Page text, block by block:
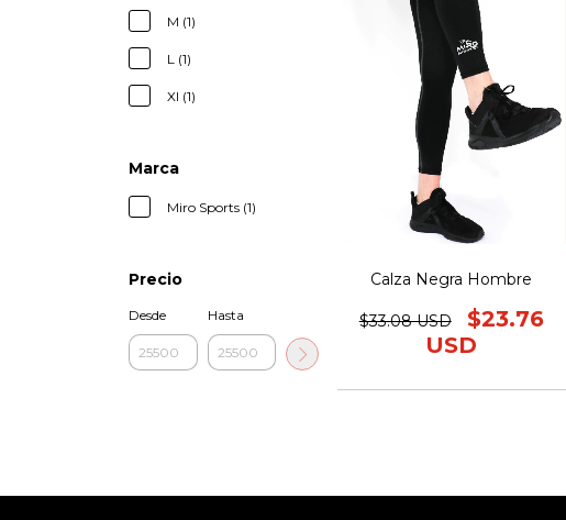
M (1)
L (1)
Xl (1)
Marca
Miro Sports (1)
Precio
Desde Hasta
Calza Negra Hombre
$33.08 USD
$23.76
USD